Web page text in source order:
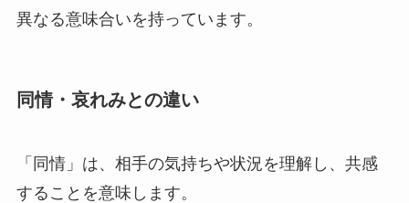
異なる意味合いを持っています。
同情・哀れみとの違い
「同情」は、相手の気持ちや状況を理解し、共感
することを意味します。